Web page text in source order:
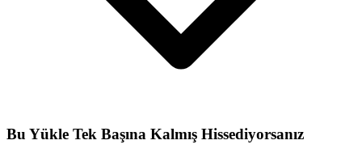
Bu Yükle Tek Başına Kalmış Hissediyorsanız